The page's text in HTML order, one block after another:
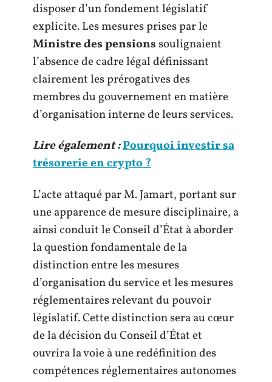
disposer d’un fondement législatif
explicite. Les mesures prises par le
Ministre des pensionssoulignaient
l’absence de cadre légal définissant
clairement les prérogatives des
membres du gouvernement en matière
d’organisation interne de leurs services.
Lire également :Pourquoi investir sa
trésorerie en crypto ?
L’acte attaqué par M. Jamart, portant sur
une apparence de mesure disciplinaire, a
ainsi conduit le Conseil d’État à aborder
la question fondamentale de la
distinction entre les mesures
d’organisation du service et les mesures
réglementaires relevant du pouvoir
législatif. Cette distinction sera au cœur
de la décision du Conseil d’État et
ouvrira la voie à une redéfinition des
compétences réglementaires autonomes